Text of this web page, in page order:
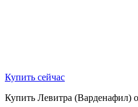
Купить сейчас
Купить Левитра (Варденафил)